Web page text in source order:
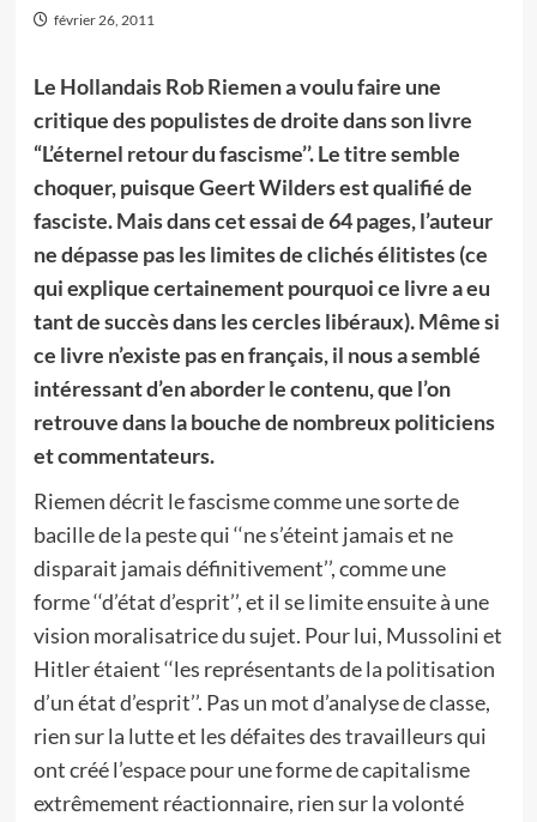
février 26, 2011
Le Hollandais Rob Riemen a voulu faire une
critique des populistes de droite dans son livre
“L’éternel retour du fascisme’’. Le titre semble
choquer, puisque Geert Wilders est qualifié de
fasciste. Mais dans cet essai de 64 pages, l’auteur
ne dépasse pas les limites de clichés élitistes (ce
qui explique certainement pourquoi ce livre a eu
tant de succès dans les cercles libéraux). Même si
ce livre n’existe pas en français, il nous a semblé
intéressant d’en aborder le contenu, que l’on
retrouve dans la bouche de nombreux politiciens
et commentateurs.
Riemen décrit le fascisme comme une sorte de
bacille de la peste qui ‘‘ne s’éteint jamais et ne
disparait jamais définitivement’’, comme une
forme ‘‘d’état d’esprit’’, et il se limite ensuite à une
vision moralisatrice du sujet. Pour lui, Mussolini et
Hitler étaient ‘‘les représentants de la politisation
d’un état d’esprit’’. Pas un mot d’analyse de classe,
rien sur la lutte et les défaites des travailleurs qui
ont créé l’espace pour une forme de capitalisme
extrêmement réactionnaire, rien sur la volonté